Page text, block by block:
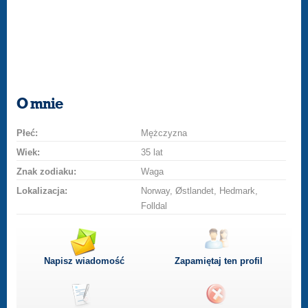
O mnie
Płeć:
Mężczyzna
Wiek:
35 lat
Znak zodiaku:
Waga
Lokalizacja:
Norway, Østlandet, Hedmark,
Folldal
Napisz wiadomość Zapamiętaj ten profil